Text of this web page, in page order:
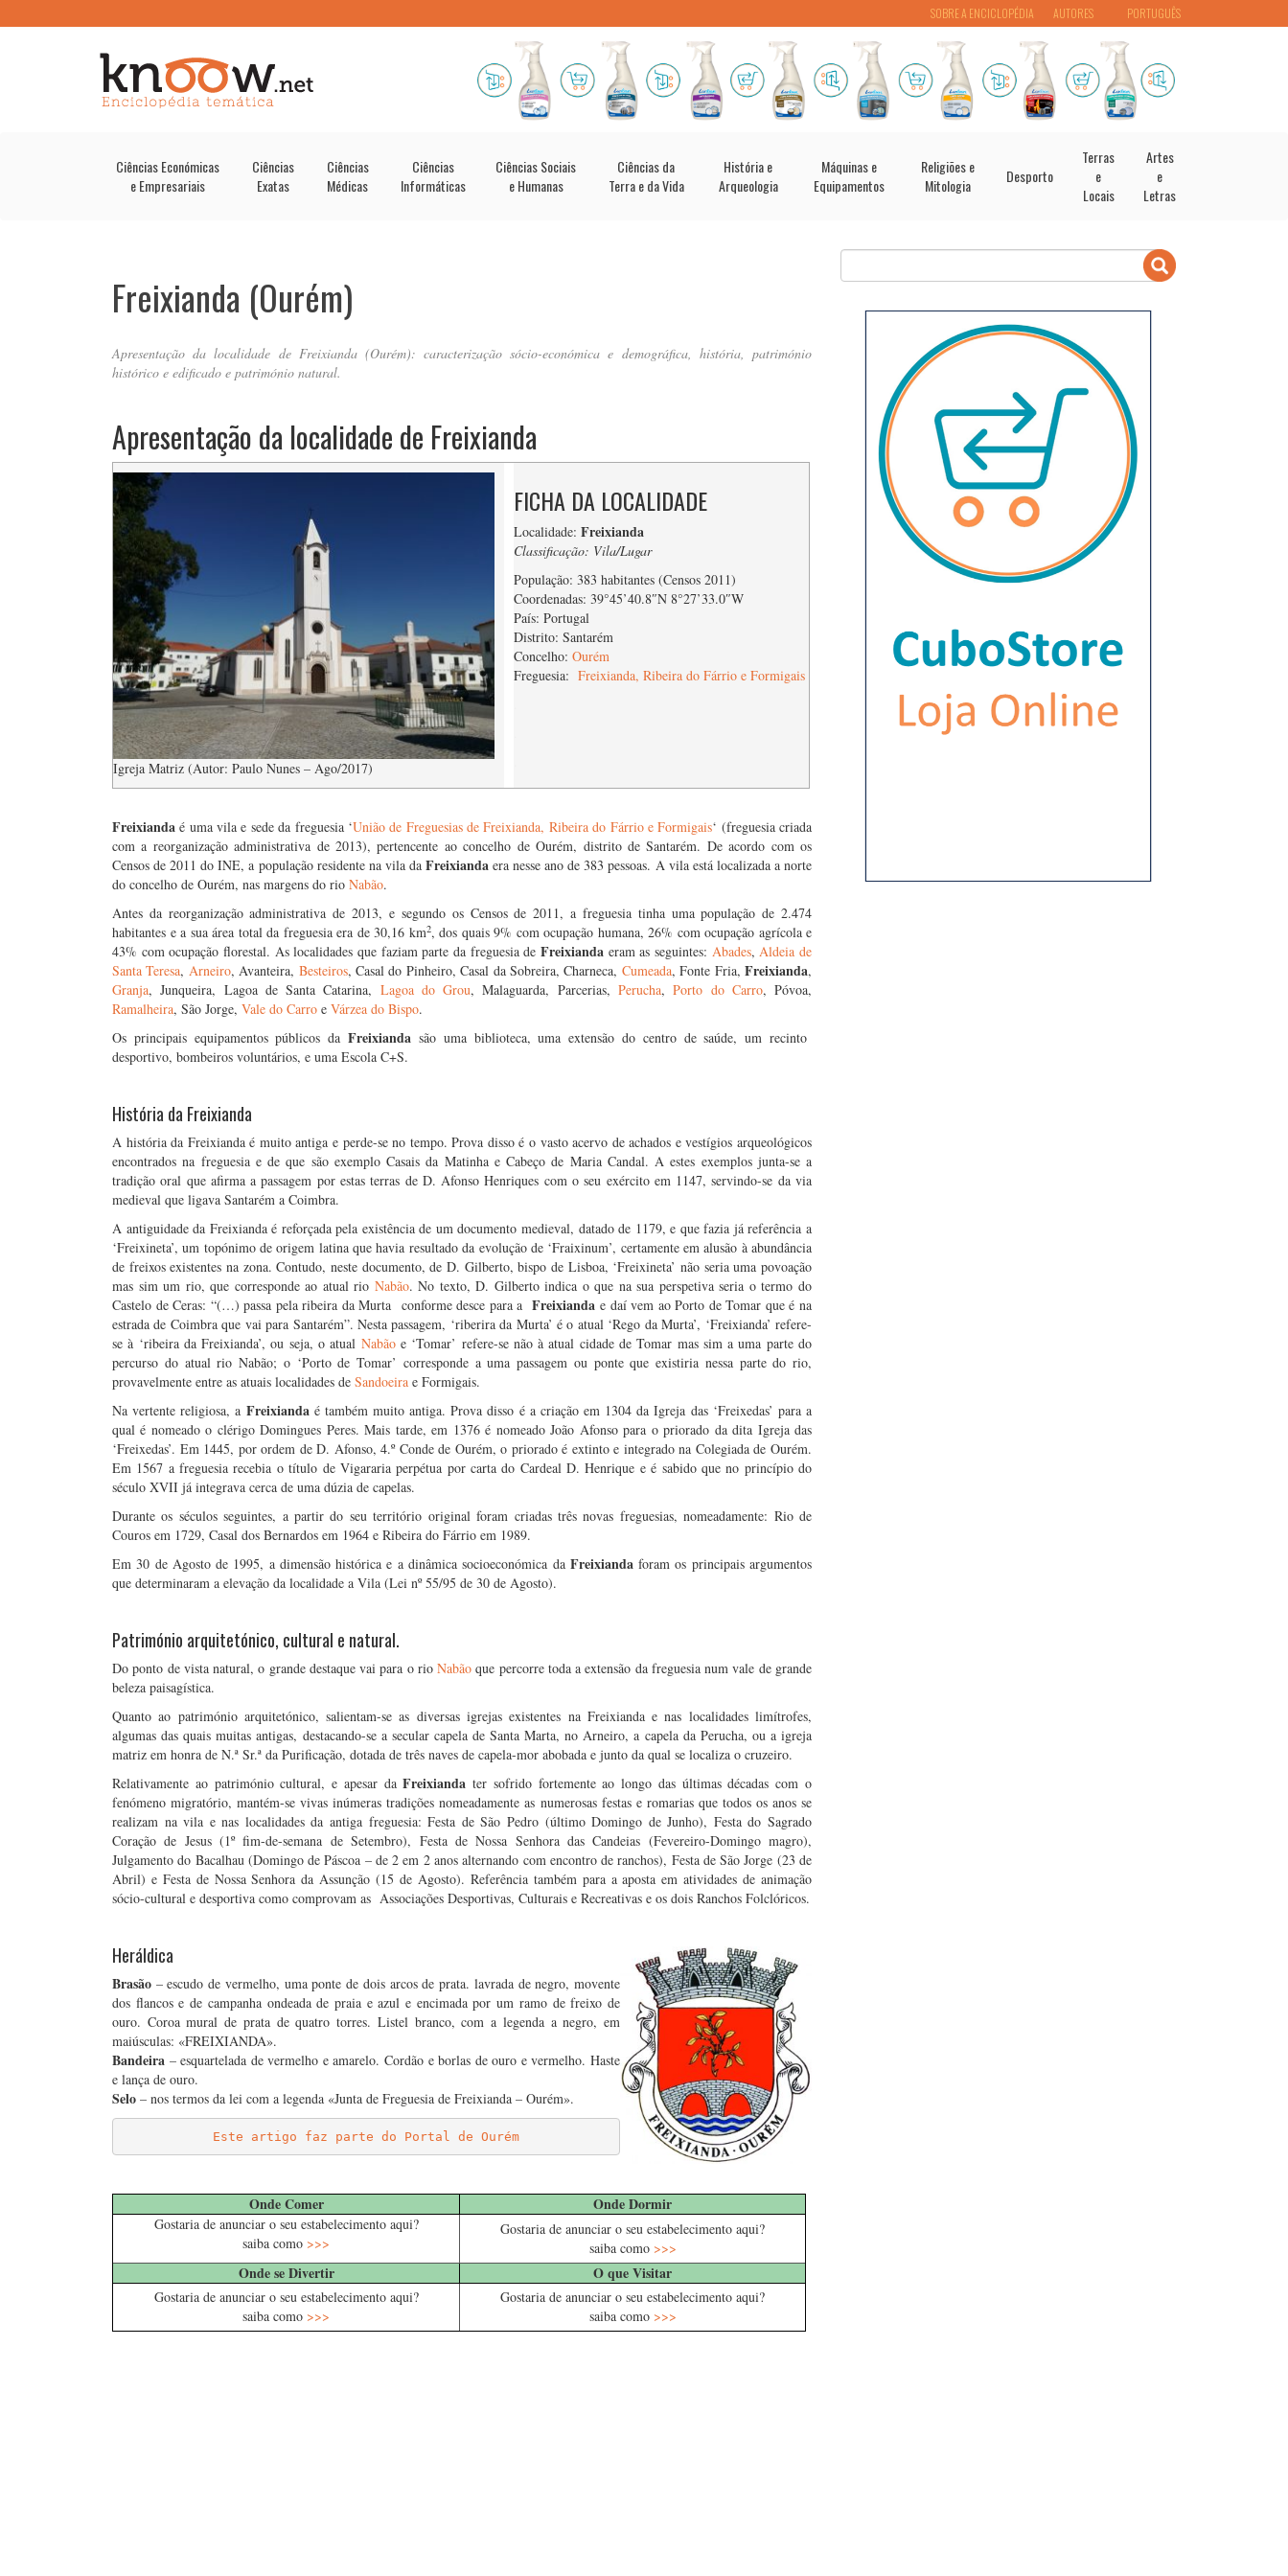
PORTUGUÊS
SOBRE A ENCICLOPÉDIA AUTORES
Ciências Económicas
e Empresariais
Ciências
Exatas
Ciências
Médicas
Ciências
Informáticas
Ciências Sociais
e Humanas
Ciências da
Terra e da Vida
História e
Arqueologia
Máquinas e
Equipamentos
Religiões e
Mitologia
Desporto
Terras
e
Locais
Artes
e
Letras
Freixianda (Ourém)
Apresentação da localidade de Freixianda (Ourém): caracterização sócio-económica e demográfica, história, património
histórico e edificado e património natural.
Apresentação da localidade de Freixianda
Igreja Matriz (Autor: Paulo Nunes – Ago/2017)
FICHA DA LOCALIDADE
Localidade: Freixianda
Classificação: Vila/Lugar
População: 383 habitantes (Censos 2011)
Coordenadas: 39°45’40.8″N 8°27’33.0″W
País: Portugal
Distrito: Santarém
Concelho: Ourém
Freguesia: Freixianda, Ribeira do Fárrio e Formigais
Freixianda é uma vila e sede da freguesia ‘União de Freguesias de Freixianda, Ribeira do Fárrio e Formigais‘ (freguesia criada
com a reorganização administrativa de 2013), pertencente ao concelho de Ourém, distrito de Santarém. De acordo com os
Censos de 2011 do INE, a população residente na vila da Freixiandaera nesse ano de 383 pessoas. A vila está localizada a norte
do concelho de Ourém, nas margens do rio Nabão.
Antes da reorganização administrativa de 2013, e segundo os Censos de 2011, a freguesia tinha uma população de 2.474
habitantes e a sua área total da freguesia era de 30,16 km2, dos quais 9% com ocupação humana, 26% com ocupação agrícola e
43% com ocupação florestal. As localidades que faziam parte da freguesia de Freixianda eram as seguintes: Abades,Aldeia de
Santa Teresa, Arneiro, Avanteira, Besteiros, Casal do Pinheiro, Casal da Sobreira, Charneca, Cumeada, Fonte Fria,Freixianda,
Granja, Junqueira, Lagoa de Santa Catarina, Lagoa do Grou, Malaguarda, Parcerias, Perucha,Porto do Carro, Póvoa,
Ramalheira, São Jorge, Vale do Carro e Várzea do Bispo.
Os principais equipamentos públicos daFreixianda são uma biblioteca, uma extensão do centro de saúde, um recinto
desportivo, bombeiros voluntários, e uma Escola C+S.
História da Freixianda
A história da Freixianda é muito antiga e perde-se no tempo. Prova disso é o vasto acervo de achados e vestígios arqueológicos
encontrados na freguesia e de que são exemplo Casais da Matinha e Cabeço de Maria Candal. A estes exemplos junta-se a
tradição oral que afirma a passagem por estas terras de D. Afonso Henriques com o seu exército em 1147, servindo-se da via
medieval que ligava Santarém a Coimbra.
A antiguidade da Freixianda é reforçada pela existência de um documento medieval, datado de 1179, e que fazia já referência a
‘Freixineta’, um topónimo de origem latina que havia resultado da evolução de ‘Fraixinum’, certamente em alusão à abundância
de freixos existentes na zona. Contudo, neste documento, de D. Gilberto, bispo de Lisboa, ‘Freixineta’ não seria uma povoação
mas sim um rio, que corresponde ao atual rio Nabão. No texto, D. Gilberto indica o que na sua perspetiva seria o termo do
Castelo de Ceras: “(…) passa pela ribeira da Murta conforme desce para aFreixianda e daí vem ao Porto de Tomar que é na
estrada de Coimbra que vai para Santarém”. Nesta passagem, ‘riberira da Murta’ é o atual ‘Rego da Murta’, ‘Freixianda’ refere-
se à ‘ribeira da Freixianda’, ou seja, o atual Nabãoe ‘Tomar’ refere-se não à atual cidade de Tomar mas sim a uma parte do
percurso do atual rio Nabão; o ‘Porto de Tomar’ corresponde a uma passagem ou ponte que existiria nessa parte do rio,
provavelmente entre as atuais localidades de Sandoeira e Formigais.
Na vertente religiosa, a Freixiandaé também muito antiga. Prova disso é a criação em 1304 da Igreja das ‘Freixedas’ para a
qual é nomeado o clérigo Domingues Peres. Mais tarde, em 1376 é nomeado João Afonso para o priorado da dita Igreja das
‘Freixedas’. Em 1445, por ordem de D. Afonso, 4.º Conde de Ourém, o priorado é extinto e integrado na Colegiada de Ourém.
Em 1567 a freguesia recebia o título de Vigararia perpétua por carta do Cardeal D. Henrique e é sabido que no princípio do
século XVII já integrava cerca de uma dúzia de capelas.
Durante os séculos seguintes, a partir do seu território original foram criadas três novas freguesias, nomeadamente: Rio de
Couros em 1729, Casal dos Bernardos em 1964 e Ribeira do Fárrio em 1989.
Em 30 de Agosto de 1995, a dimensão histórica e a dinâmica socioeconómica da Freixiandaforam os principais argumentos
que determinaram a elevação da localidade a Vila (Lei nº 55/95 de 30 de Agosto).
Património arquitetónico, cultural e natural.
Do ponto de vista natural, o grande destaque vai para o rioNabão que percorre toda a extensão da freguesia num vale de grande
beleza paisagística.
Quanto ao património arquitetónico, salientam-se as diversas igrejas existentes na Freixianda e nas localidades limítrofes,
algumas das quais muitas antigas, destacando-se a secular capela de Santa Marta, no Arneiro, a capela da Perucha, ou a igreja
matriz em honra de N.ª Sr.ª da Purificação, dotada de três naves de capela-mor abobada e junto da qual se localiza o cruzeiro.
Relativamente ao património cultural, e apesar daFreixianda ter sofrido fortemente ao longo das últimas décadas com o
fenómeno migratório, mantém-se vivas inúmeras tradições nomeadamente as numerosas festas e romarias que todos os anos se
realizam na vila e nas localidades da antiga freguesia: Festa de São Pedro (último Domingo de Junho), Festa do Sagrado
Coração de Jesus (1º fim-de-semana de Setembro), Festa de Nossa Senhora das Candeias (Fevereiro-Domingo magro),
Julgamento do Bacalhau (Domingo de Páscoa – de 2 em 2 anos alternando com encontro de ranchos), Festa de São Jorge (23 de
Abril) e Festa de Nossa Senhora da Assunção (15 de Agosto). Referência também para a aposta em atividades de animação
sócio-cultural e desportiva como comprovam as Associações Desportivas, Culturais e Recreativas e os dois Ranchos Folclóricos.
Heráldica
Brasão – escudo de vermelho, uma ponte de dois arcos de prata. lavrada de negro, movente
dos flancos e de campanha ondeada de praia e azul e encimada por um ramo de freixo de
ouro. Coroa mural de prata de quatro torres. Listel branco, com a legenda a negro, em
maiúsculas: «FREIXIANDA».
Bandeira – esquartelada de vermelho e amarelo. Cordão e borlas de ouro e vermelho. Haste
e lança de ouro.
Selo – nos termos da lei com a legenda «Junta de Freguesia de Freixianda – Ourém».
Este artigo faz parte do Portal de Ourém
Onde Comer Onde Dormir
Gostaria de anunciar o seu estabelecimento aqui?
saiba como >>>
Gostaria de anunciar o seu estabelecimento aqui?
saiba como >>>
Onde se Divertir O que Visitar
Gostaria de anunciar o seu estabelecimento aqui?
saiba como >>>
Gostaria de anunciar o seu estabelecimento aqui?
saiba como >>>